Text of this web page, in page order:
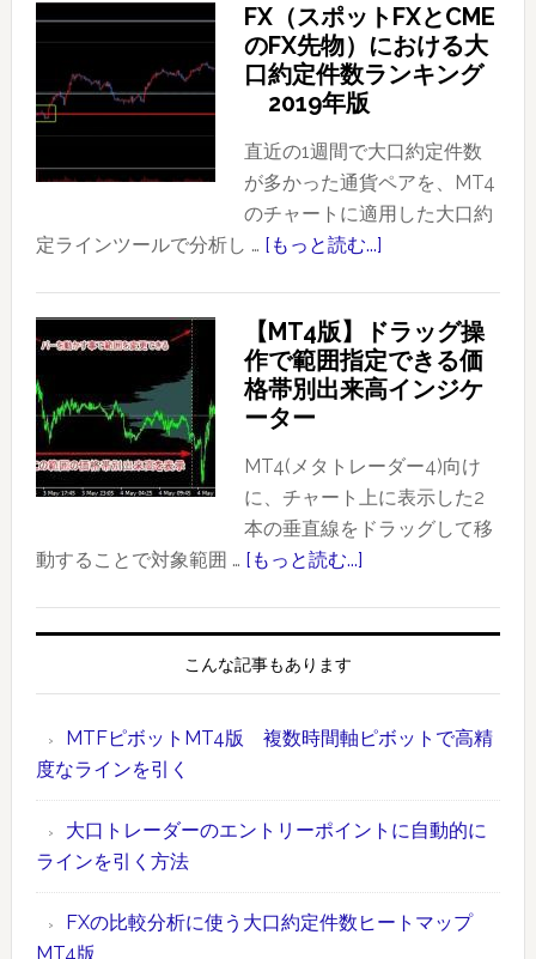
イ
ス
ア
シ
ョ
ン
た
ト
レ
ド
事
例
円：
月
日）
FX（スポットFXとCME
のFX先物）における大
口約定件数ランキング
2019年版
直近の1週間で大口約定件数
が多かった通貨ペアを、MT4
のチャートに適用した大口約
定ラインツールで分析し … [もっと読む...]
ッ
ト
FX
CME
の
FX
大
約
定
数
ラ
【MT4版】ドラッグ操
作で範囲指定できる価
格帯別出来高インジケ
ーター
MT4(メタトレーダー4)向け
に、チャート上に表示した2
本の垂直線をドラッグして移
動することで対象範囲 … [もっと読む...]
グ
作
で
指
こんな記事もあります
MTFピボットMT4版 複数時間軸ピボットで高精
度なラインを引く
大口トレーダーのエントリーポイントに自動的に
ラインを引く方法
FXの比較分析に使う大口約定件数ヒートマップ
MT4版